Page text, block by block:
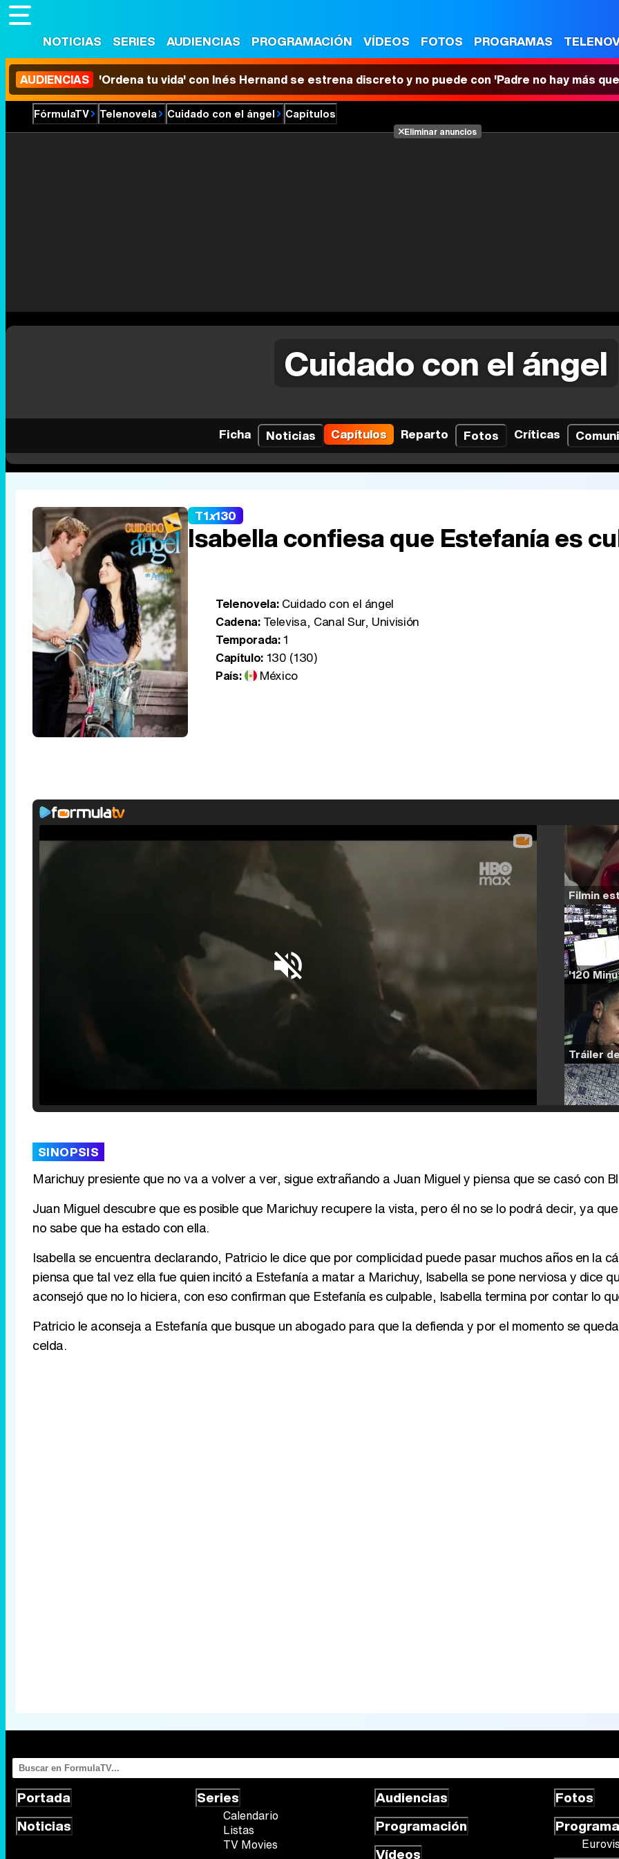
NOTICIAS SERIES AUDIENCIAS PROGRAMACIÓN VÍDEOS FOTOS PROGRAMAS
AUDIENCIAS 'Ordena tu vida' con Inés Hernand se estrena discreto y no puede con 'Padre no hay más
FórmulaTV Telenovela Cuidado con el ángel Capítulos
Eliminar anuncios
Cuidado con el ángel
Ficha Noticias Capítulos Reparto Fotos Críticas
T1x130
Isabella confiesa que Estefanía es
Telenovela:Cuidado con el ángel
Cadena:Televisa, Canal Sur, Univisión
Temporada:1
Capítulo:130 (130)
País:
México
SINOPSIS
Marichuy presiente que no va a volver a ver, sigue extrañando a Juan Miguel y piensa que se casó con
Juan Miguel descubre que es posible que Marichuy recupere la vista, pero él no se lo podrá decir, ya
no sabe que ha estado con ella.
Isabella se encuentra declarando, Patricio le dice que por complicidad puede pasar muchos años en la
piensa que tal vez ella fue quien incitó a Estefanía a matar a Marichuy, Isabella se pone nerviosa y dice
aconsejó que no lo hiciera, con eso confirman que Estefanía es culpable, Isabella termina por contar lo
Patricio le aconseja a Estefanía que busque un abogado para que la defienda y por el momento se
celda.
Portada
Noticias
Series
Calendario
Listas
TV Movies
Audiencias
Programación
Vídeos
Fotos